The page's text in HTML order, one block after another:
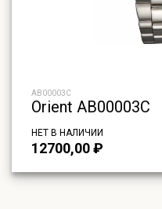
AB00003C
Orient AB00003C
НЕТ В НАЛИЧИИ
12700,00₽